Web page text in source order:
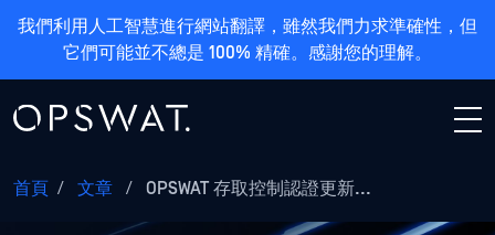
我們利用人工智慧進行網站翻譯，雖然我們力求準確性，但
它們可能並不總是 100% 精確。感謝您的理解。
首頁 / 文章 / OPSWAT 存取控制認證更新...